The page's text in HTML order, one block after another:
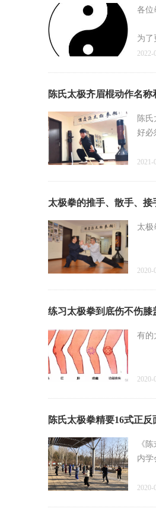
各位
为了
2022-
陈氏太极齐眉棍动作名称
陈
好必
2021-
太极拳的推手、散手、接
太极
2020-
练习太极拳到底伤不伤膝
有的
2020-
陈氏太极拳精要16式正
《
内学
2020-